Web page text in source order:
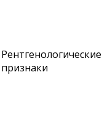
Рентгенологические
признаки